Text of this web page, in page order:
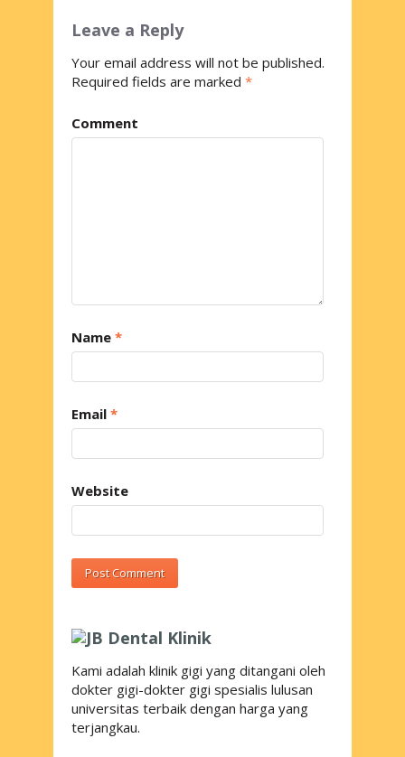
Leave a Reply
Your email address will not be published.
Required fields are marked *
Comment
Name *
Email *
Website
Kami adalah klinik gigi yang ditangani oleh
dokter gigi-dokter gigi spesialis lulusan
universitas terbaik dengan harga yang
terjangkau.